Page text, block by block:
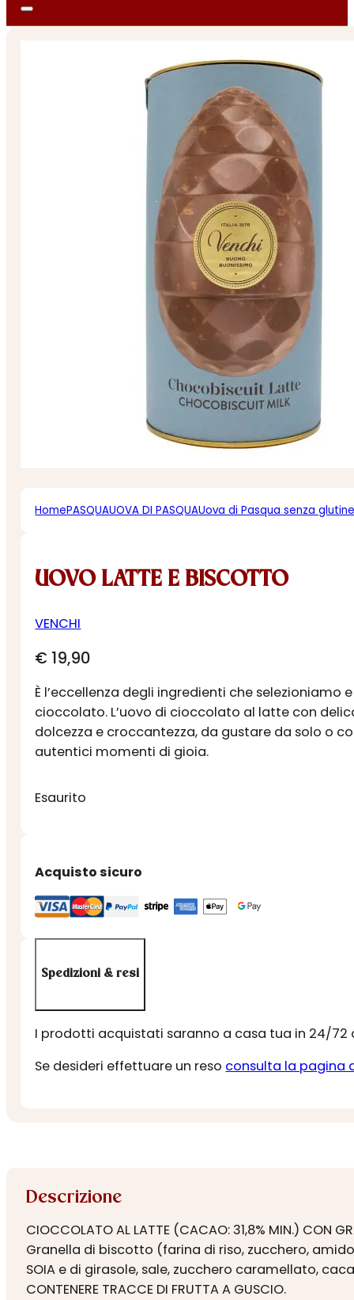
HomePASQUAUOVA DI PASQUAUova di Pasqua senza
UOVO LATTE E BISCOTTO
VENCHI
€ 19,90
È l’eccellenza degli ingredienti che
cioccolato. L’uovo di cioccolato al latte con
dolcezza e croccantezza, da gustare da solo o
autentici momenti di gioia.
Esaurito
Acquisto sicuro
Spedizioni & resi
I prodotti acquistati saranno a casa tua in 24/72
Se desideri effettuare un reso consulta la pagina
Descrizione
CIOCCOLATO AL LATTE (CACAO: 31,8% MIN.) CON
Granella di biscotto (farina di riso, zucchero,
SOIA e di girasole, sale, zucchero caramellato,
CONTENERE TRACCE DI FRUTTA A GUSCIO.